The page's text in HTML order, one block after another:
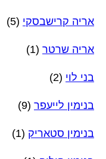
אריה קרישבסקי (5)
אריה שרטר (1)
בני לוי (2)
בנימין לייעפר (9)
בנימין סטאריק (1)